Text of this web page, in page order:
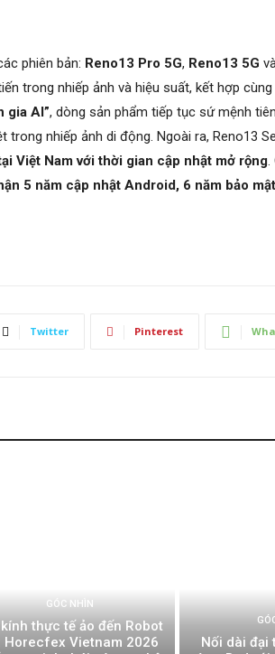
phiên bản: Reno13 Pro 5G, Reno13 5G
trong nhiếp ảnh và hiệu suất, kết hợp
gia AI”, dòng sản phẩm tiếp tục sứ mệnh
nhiếp ảnh di động. Ngoài ra, Reno13
Việt Nam với thời gian cập nhật mở rộng.
5 năm cập nhật Android, 6 năm bảo mật
Twitter Pinterest
GÓC NHÌN
thực tế ảo đến Robot
Horecfex Vietnam 2026
Nối dài đại